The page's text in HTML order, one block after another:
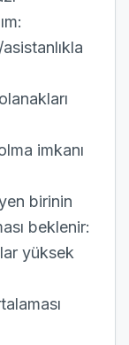
imkanı
birinin
beklenir:
yüksek